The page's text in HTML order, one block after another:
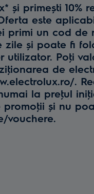
și primești 10%
este
primi un cod de
zile și poate fi
utilizator. Poţi
de
.
la preţul
și nu
vouchere.